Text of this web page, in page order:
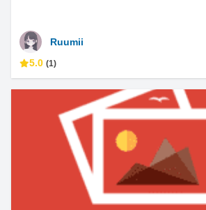
Ruumii
5.0 (1)